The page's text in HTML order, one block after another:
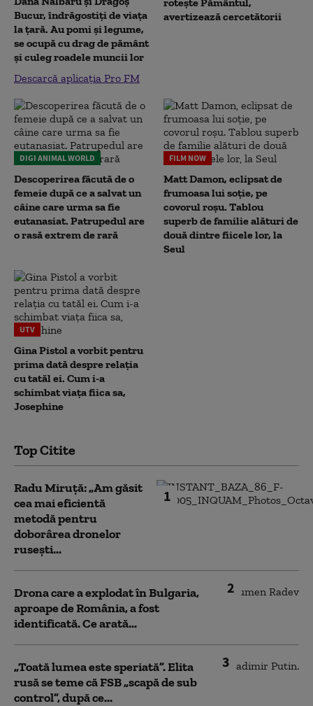
Bucur, îndrăgostiți de viața
la țară. Au pomi și legume,
se ocupă cu drag de pământ
și culeg roadele muncii lor
Descarcă aplicația Pro FM
avertizează cercetătorii
DIGI ANIMAL WORLD
Descoperirea făcută de o
femeie după ce a salvat un
câine care urma sa fie
eutanasiat. Patrupedul are
o rasă extrem de rară
FILM NOW
Matt Damon, eclipsat de
frumoasa lui soție, pe
covorul roșu. Tablou
superb de familie alături de
două dintre fiicele lor, la
Seul
UTV
Gina Pistol a vorbit pentru
prima dată despre relația
cu tatăl ei. Cum i-a
schimbat viața fiica sa,
Josephine
Top Citite
1
Radu Miruță: „Am găsit
cea mai eficientă
metodă pentru
doborârea dronelor
rusești...
2
Drona care a explodat în Bulgaria,
aproape de România, a fost
identificată. Ce arată...
3
„Toată lumea este speriată”. Elita
rusă se teme că FSB „scapă de sub
control”, după ce...